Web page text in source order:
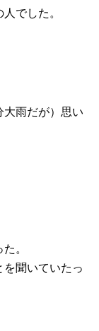
でした。
大雨だが）思い
。
聞いていたっ